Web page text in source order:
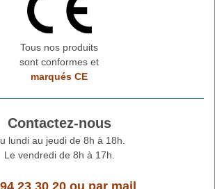
Tous nos produits
sont conformes et
marqués CE
Contactez-nous
lundi au jeudi de 8h à 18h.
Le vendredi de 8h à 17h.
23 30 20ou par mail